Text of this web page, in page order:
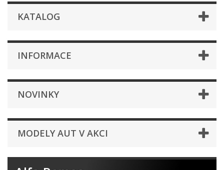
KATALOG
INFORMACE
NOVINKY
MODELY AUT V AKCI